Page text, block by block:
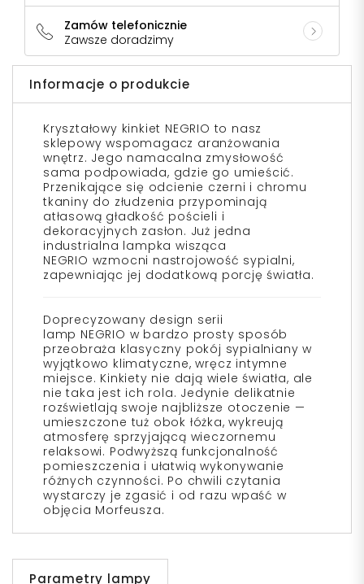
Zamów telefonicznie
Zawsze doradzimy
Informacje o produkcie
Kryształowy kinkiet NEGRIO to nasz
sklepowy wspomagacz aranżowania
wnętrz. Jego namacalna zmysłowość
sama podpowiada, gdzie go umieścić.
Przenikające się odcienie czerni i chromu
tkaniny do złudzenia przypominają
atłasową gładkość pościeli i
dekoracyjnych zasłon. Już jedna
industrialna lampka wisząca
NEGRIO wzmocni nastrojowość sypialni,
zapewniając jej dodatkową porcjęświatła.
Doprecyzowany design serii
lamp NEGRIO w bardzo prosty sposób
przeobraża klasyczny pokój sypialniany w
wyjątkowo klimatyczne, wręcz intymne
miejsce. Kinkiety nie dają wiele światła, ale
nie taka jest ich rola. Jedynie delikatnie
rozświetlają swoje najbliższe otoczenie —
umieszczone tuż obok łóżka, wykreują
atmosferę sprzyjającą wieczornemu
relaksowi. Podwyższą funkcjonalność
pomieszczenia i ułatwią wykonywanie
różnych czynności. Po chwili czytania
wystarczy je zgasić i od razu wpaść w
objęcia Morfeusza.
Parametry lampy